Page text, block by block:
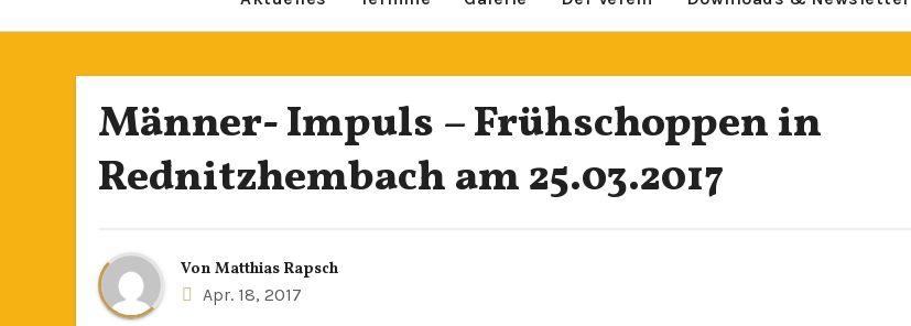
Männer- Impuls – Frühschoppen in
Rednitzhembach am 25.03.2017
Von Matthias Rapsch
Apr. 18, 2017